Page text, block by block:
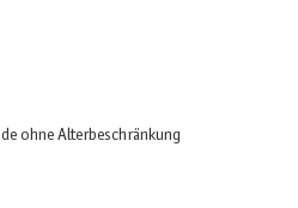
ohne Alterbeschränkung